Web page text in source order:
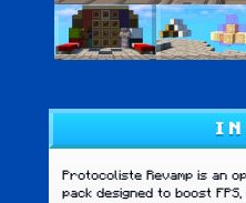
Protocoliste Revamp is an
pack designed to boost